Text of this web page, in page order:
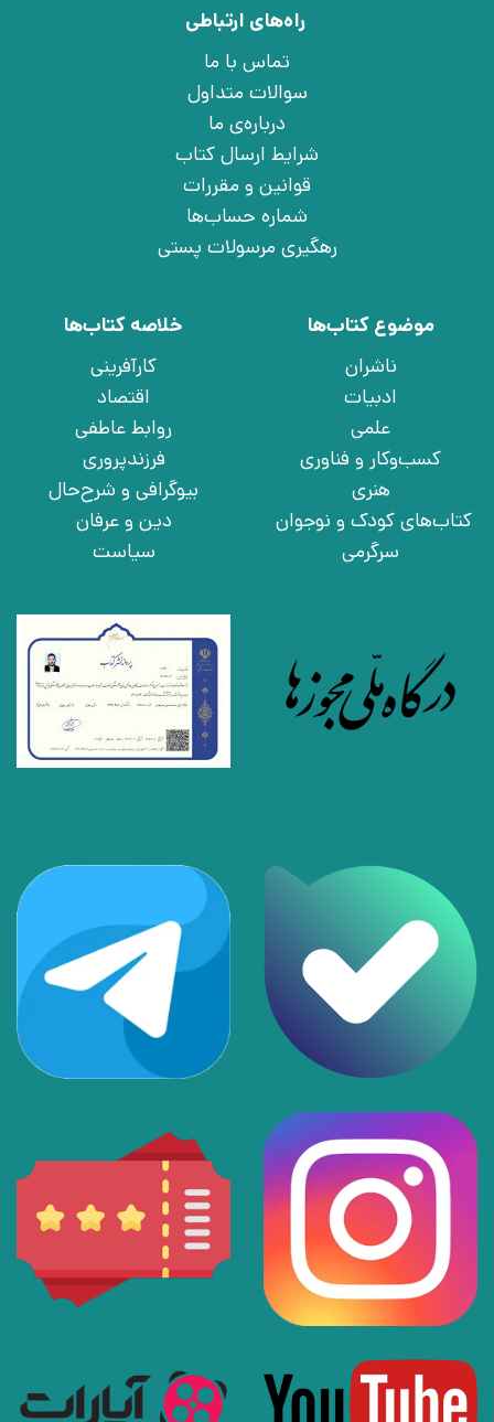
راه‌های ارتباطی
تماس با ما
سوالات متداول
درباره‌ی ما
شرایط ارسال کتاب
قوانین و مقررات
شماره حساب‌ها
رهگیری مرسولات پستی
موضوع کتاب‌ها
ناشران
ادبیات
علمی
کسب‌وکار و فناوری
هنری
کتاب‌های کودک و نوجوان
سرگرمی
خلاصه کتاب‌ها
کارآفرینی
اقتصاد
روابط عاطفی
فرزندپروری
بیوگرافی و شرح‌حال
دین و عرفان
سیاست